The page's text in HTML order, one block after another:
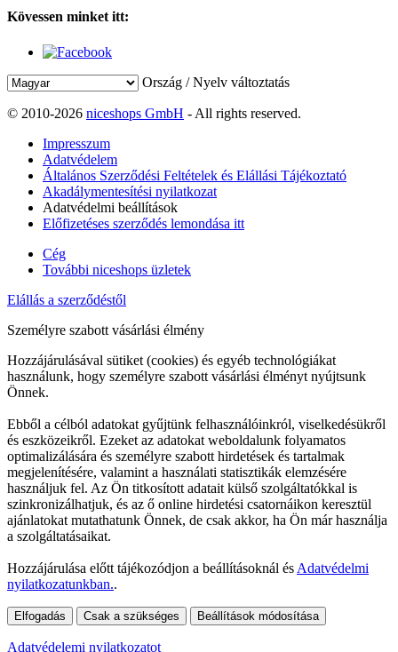
Kövessen minket itt:
Ország / Nyelv változtatás
© 2010-2026 niceshops GmbH - All rights reserved.
Impresszum
Adatvédelem
Általános Szerződési Feltételek és Elállási Tájékoztató
Akadálymentesítési nyilatkozat
Adatvédelmi beállítások
Előfizetéses szerződés lemondása itt
Cég
További niceshops üzletek
Elállás a szerződéstől
Személyre szabott vásárlási élmény
Hozzájárulásával sütiket (cookies) és egyéb technológiákat
használunk, hogy személyre szabott vásárlási élményt nyújtsunk
Önnek.
Ebből a célból adatokat gyűjtünk felhasználóinkról, viselkedésükről
és eszközeikről. Ezeket az adatokat weboldalunk folyamatos
optimalizálására és személyre szabott hirdetések és tartalmak
megjelenítésére, valamint a használati statisztikák elemzésére
használjuk fel. Az Ön titkosított adatait külső szolgáltatókkal is
szinkronizálhatjuk, és az ő online hirdetési csatornáikon keresztül
ajánlatokat mutathatunk Önnek, de csak akkor, ha Ön már használja
a szolgáltatásaikat.
Hozzájárulása előtt tájékozódjon a beállításoknál és Adatvédelmi
nyilatkozatunkban..
Elfogadás Csak a szükséges Beállítások módosítása
Adatvédelemi nyilatkozatot